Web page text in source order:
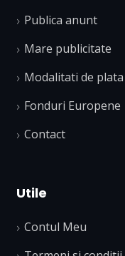
Publica anunt
Mare publicitate
Modalitati de plata
Fonduri Europene
Contact
Utile
Contul Meu